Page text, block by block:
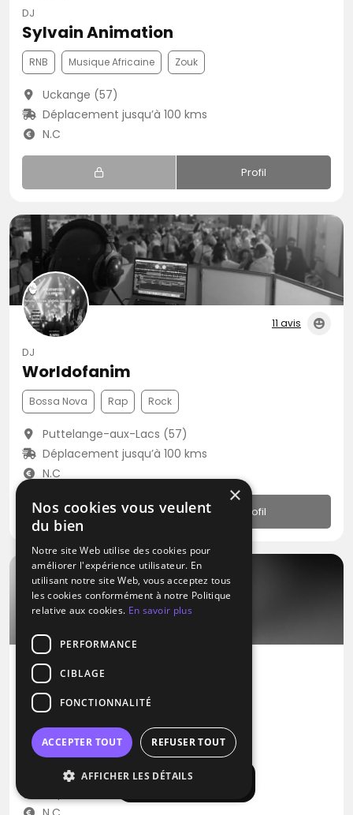
Afficher la carte
DJ
Sylvain Animation
RNB Musique Africaine Zouk
Uckange (57)
Déplacement jusqu’à 100 kms
N.C
Profil
11 avis
DJ
Worldofanim
Bossa Nova Rap Rock
Puttelange-aux-Lacs (57)
Déplacement jusqu’à 100 kms
N.C
Profil
DJ
Easy DJ France
RNB Musique Africaine Zouk
Ingwiller (67)
×
Nos cookies vous veulent
du bien
Notre site Web utilise des cookies pour
améliorer l'expérience utilisateur. En
utilisant notre site Web, vous acceptez tous
les cookies conformément à notre Politique
relative aux cookies. En savoir plus
PERFORMANCE
CIBLAGE
FONCTIONNALITÉ
ACCEPTER TOUT REFUSER TOUT
AFFICHER LES DÉTAILS